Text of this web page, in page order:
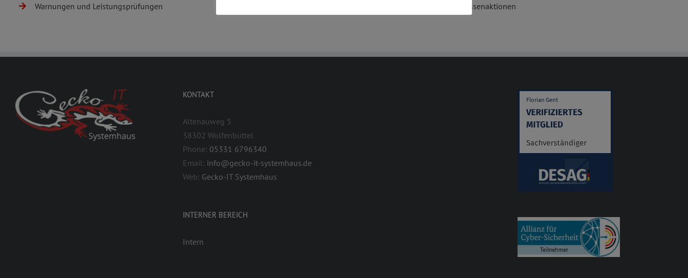
Warnungen und Leistungsprüfungen
Automatisierungs- und Massenaktionen
KONTAKT
Altenauweg 5
38302 Wolfenbüttel
Phone: 05331 6796340
Email: info@gecko-it-systemhaus.de
Web: Gecko-IT Systemhaus
INTERNER BEREICH
Intern